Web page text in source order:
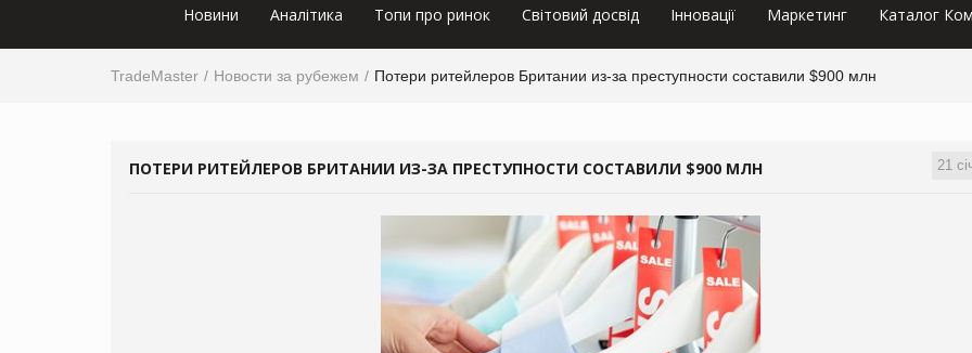
Новини Аналітика Топи про ринок Світовий досвід Інновації Маркетинг Каталог
TradeMaster Новости за рубежем Потери ритейлеров Британии из-за преступности составили $900 млн
21
ПОТЕРИ РИТЕЙЛЕРОВ БРИТАНИИ ИЗ-ЗА ПРЕСТУПНОСТИ СОСТАВИЛИ $900 МЛН